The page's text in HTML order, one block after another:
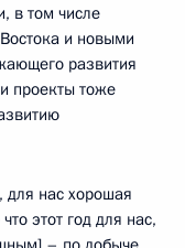
в том числе
и новыми
развития
проекты тоже
для нас хорошая
этот год для нас,